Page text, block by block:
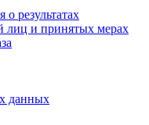
результатах
лиц и принятых мерах
данных